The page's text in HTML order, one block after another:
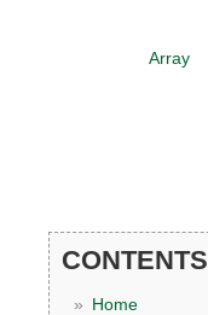
CONTENTS
Home